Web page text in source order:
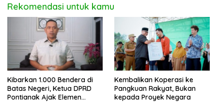
Rekomendasi untuk kamu
Kibarkan 1.000 Bendera di
Batas Negeri, Ketua DPRD
Pontianak Ajak Elemen
Kembalikan Koperasi ke
Pangkuan Rakyat, Bukan
kepada Proyek Negara